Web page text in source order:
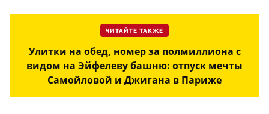
ЧИТАЙТЕ ТАКЖЕ
Улитки на обед, номер за полмиллиона с
видом на Эйфелеву башню: отпуск мечты
Самойловой и Джигана в Париже